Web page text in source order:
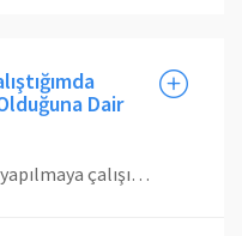
Dair
YurtNET kaydı yaparken kayıt yapılmaya çalışılan Ethernet prizindeki önceki kaydın silinebilmesi için bilgisayarın Wi-Fi bağlantısı kapatılmış bir şekilde prize bağlıyken Otomatik Yurt Seçimi seçeneği kullanılmalıdır. Otomatik Yurt Seçimi seçeneğini kullanarak kayıt yapma konusunda buradan yardım alabilirsiniz.